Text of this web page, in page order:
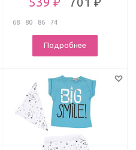
68 80 86 74
Подробнее